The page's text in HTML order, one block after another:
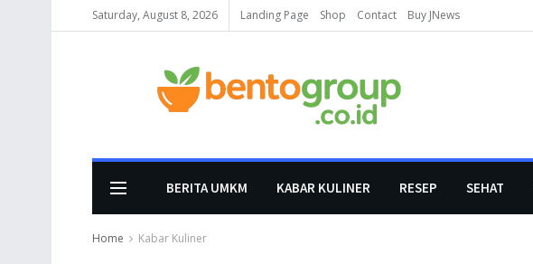
Saturday, August 8, 2026 Landing Page Shop Contact Buy JNews
BERITA UMKM KABAR KULINER RESEP SEHAT
Home Kabar Kuliner